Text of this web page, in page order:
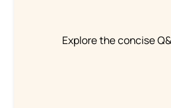
Explore the concise